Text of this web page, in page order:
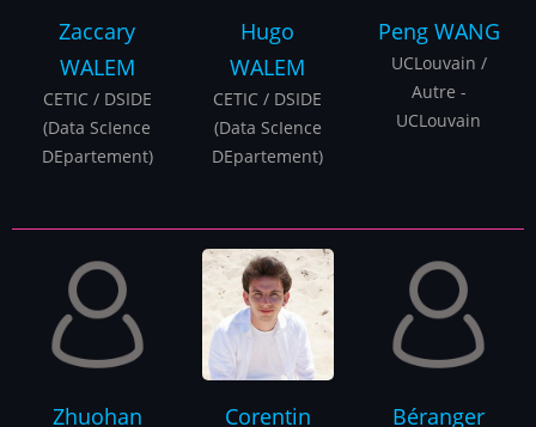
Zaccary
WALEM
CETIC / DSIDE
(Data ScIence
DEpartement)
Hugo
WALEM
CETIC / DSIDE
(Data ScIence
DEpartement)
Peng WANG
UCLouvain /
Autre -
UCLouvain
Zhuohan
Corentin
Béranger